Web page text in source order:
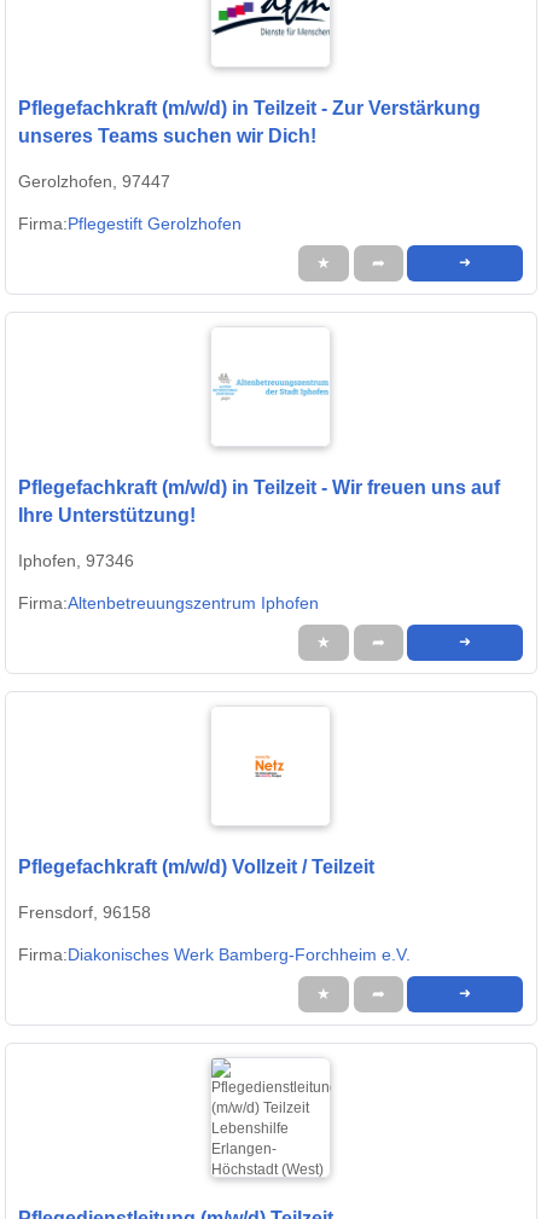
Pflegefachkraft (m/w/d) in Teilzeit - Zur Verstärkung
unseres Teams suchen wir Dich!
Gerolzhofen, 97447
Firma:Pflegestift Gerolzhofen
★ ➦ ➜
Pflegefachkraft (m/w/d) in Teilzeit - Wir freuen uns auf
Ihre Unterstützung!
Iphofen, 97346
Firma:Altenbetreuungszentrum Iphofen
★ ➦ ➜
Pflegefachkraft (m/w/d) Vollzeit / Teilzeit
Frensdorf, 96158
Firma:Diakonisches Werk Bamberg-Forchheim e.V.
★ ➦ ➜